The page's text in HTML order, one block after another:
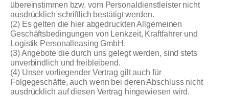
übereinstimmen bzw. vom Personaldienstleister nicht
ausdrücklich schriftlich bestätigt werden.
(2) Es gelten die hier abgedruckten Allgemeinen
Geschäftsbedingungen von Lenkzeit, Kraftfahrer und
Logistik Personalleasing GmbH.
(3) Angebote die durch uns gelegt werden, sind stets
unverbindlich und freibleibend.
(4) Unser vorliegender Vertrag gilt auch für
Folgegeschäfte, auch wenn bei deren Abschluss nicht
ausdrücklich auf diesen Vertrag hingewiesen wird.